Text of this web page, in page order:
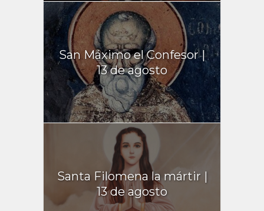
San Máximo el Confesor |
13 de agosto
Santa Filomena la mártir |
13 de agosto